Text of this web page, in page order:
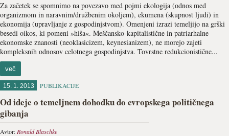
Za začetek se spomnimo na povezavo med pojmi ekologija (odnos med
organizmom in naravnim/družbenim okoljem), ekumena (skupnost ljudi) in
ekonomija (upravljanje z gospodinjstvom). Omenjeni izrazi temeljijo na grški
besedi oikos, ki pomeni »hiša«. Meščansko-kapitalistične in patriarhalne
ekonomske znanosti (neoklasicizem, keynesianizem), ne morejo zajeti
kompleksnih odnosov celotnega gospodinjstva. Tovrstne redukcionistične...
več
15. 1. 2013 PUBLIKACIJE
Od ideje o temeljnem dohodku do evropskega političnega
gibanja
Avtor: Ronald Blaschke